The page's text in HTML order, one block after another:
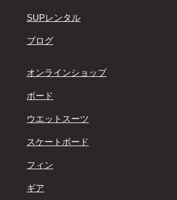
SUPレンタル
ブログ
オンラインショップ
ボード
ウエットスーツ
スケートボード
フィン
ギア